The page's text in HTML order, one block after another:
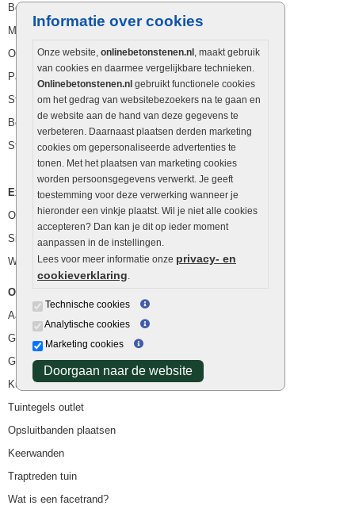
Informatie over cookies
Onze website, onlinebetonstenen.nl , maakt gebruik
van cookies en daarmee vergelijkbare technieken.
Onlinebetonstenen.nl gebruikt functionele cookies
om het gedrag van websitebezoekers na te gaan en
de website aan de hand van deze gegevens te
verbeteren. Daarnaast plaatsen derden marketing
cookies om gepersonaliseerde advertenties te
tonen. Met het plaatsen van marketing cookies
worden persoonsgegevens verwerkt. Je geeft
toestemming voor deze verwerking wanneer je
hieronder een vinkje plaatst. Wil je niet alle cookies
accepteren? Dan kan je dit op ieder moment
aanpassen in de instellingen.
Lees voor meer informatie onze privacy- en
cookieverklaring
Technische cookies
Analytische cookies
Marketing cookies
Doorgaan naar de website
Betonbielzen
Muurstenen
Opsluitbanden
Palissaden
Stapelblokken
Betonblokken
Stapelstenen
Extra benodigdheden
Ophoogzand
Siergrind en siersplit
Waterafvoer
Overig
Aanbiedingen
Goedkope bestrating
Goedkope tuintegels
Kunstgras
Tuintegels outlet
Opsluitbanden plaatsen
Keerwanden
Traptreden tuin
Wat is een facetrand?